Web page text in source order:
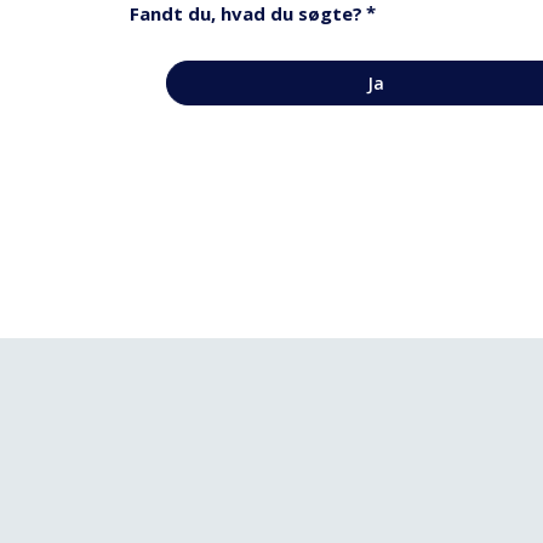
Fandt du, hvad du søgte? *
Ja